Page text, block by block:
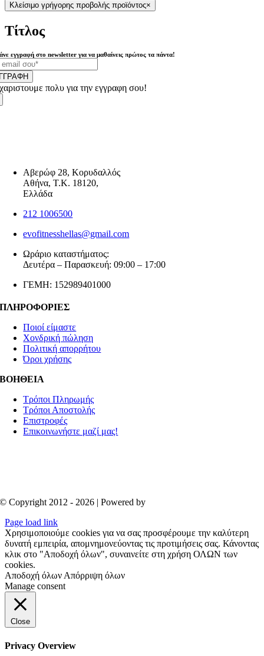
Κλείσιμο γρήγορης προβολής προϊόντος×
Τίτλος
εγγραφή στο newsletter για να μαθαίνεις πρώτος τα πάντα!
πολυ για την εγγραφη σου!
Αβερώφ 28, Κορυδαλλός
Αθήνα, Τ.Κ. 18120,
Ελλάδα
212 1006500
evofitnesshellas@gmail.com
Ωράριο καταστήματος:
Δευτέρα – Παρασκευή: 09:00 – 17:00
ΓΕΜΗ: 152989401000
ΠΛΗΡΟΦΟΡΙΕΣ
Ποιοί είμαστε
Χονδρική πώληση
Πολιτική απορρήτου
Όροι χρήσης
ΒΟΗΘΕΙΑ
Τρόποι Πληρωμής
Τρόποι Αποστολής
Επιστροφές
Επικοινωνήστε μαζί μας!
© Copyright 2012 - 2026 | Powered by
Page load link
Χρησιμοποιούμε cookies για να σας προσφέρουμε την καλύτερη
δυνατή εμπειρία, απομνημονεύοντας τις προτιμήσεις σας. Κάνοντας
κλικ στο "Αποδοχή όλων", συναινείτε στη χρήση ΟΛΩΝ των
cookies.
Αποδοχή όλων Απόρριψη όλων
Manage consent
Close
Privacy Overview